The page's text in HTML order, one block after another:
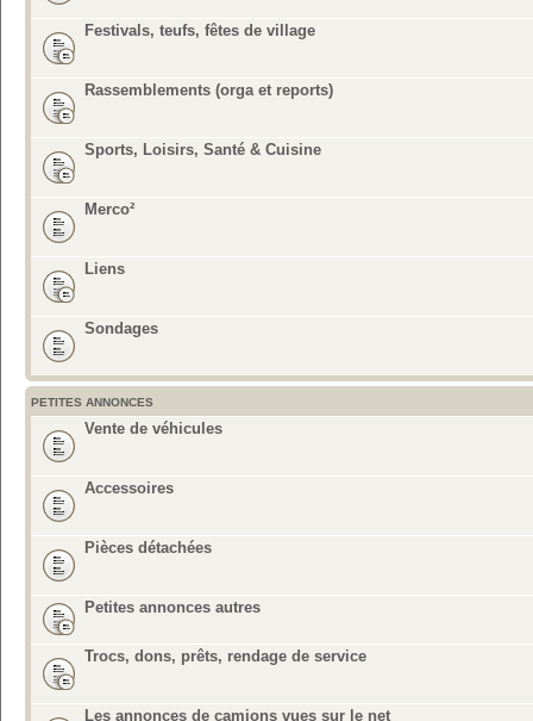
Festivals, teufs, fêtes de village
Rassemblements (orga et reports)
Sports, Loisirs, Santé & Cuisine
Merco²
Liens
Sondages
PETITES ANNONCES
Vente de véhicules
Accessoires
Pièces détachées
Petites annonces autres
Trocs, dons, prêts, rendage de service
Les annonces de camions vues sur le net